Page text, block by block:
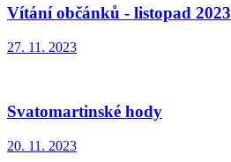
Vítání občánků - listopad 2023
27. 11. 2023
Svatomartinské hody
20. 11. 2023